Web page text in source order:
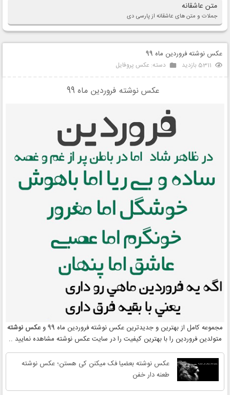
متن عاشقانه
جملات و متن های عاشقانه از پارسی دی
عکس نوشته فروردین ماه 99
5311 بازدید دسته: عکس پروفایل
عکس نوشته فروردین ماه 99
مجموعه کامل از بهترین و جدیدترین عکس نوشته فروردین ماه 99 و
عکس نوشته
متولدین فروردین را با بهترین کیفیت را در سایت عکس نوشته مشاهده نمایید ..
عکس نوشته بعضیا فک میکنن کی هستن؛ عکس نوشته
طعنه دار خفن